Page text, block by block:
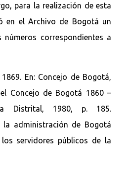
para la realización de esta
en el Archivo de Bogotá un
correspondientes a
En: Concejo de Bogotá,
Concejo de Bogotá 1860 –
Distrital, 1980, p. 185.
la administración de Bogotá
servidores públicos de la